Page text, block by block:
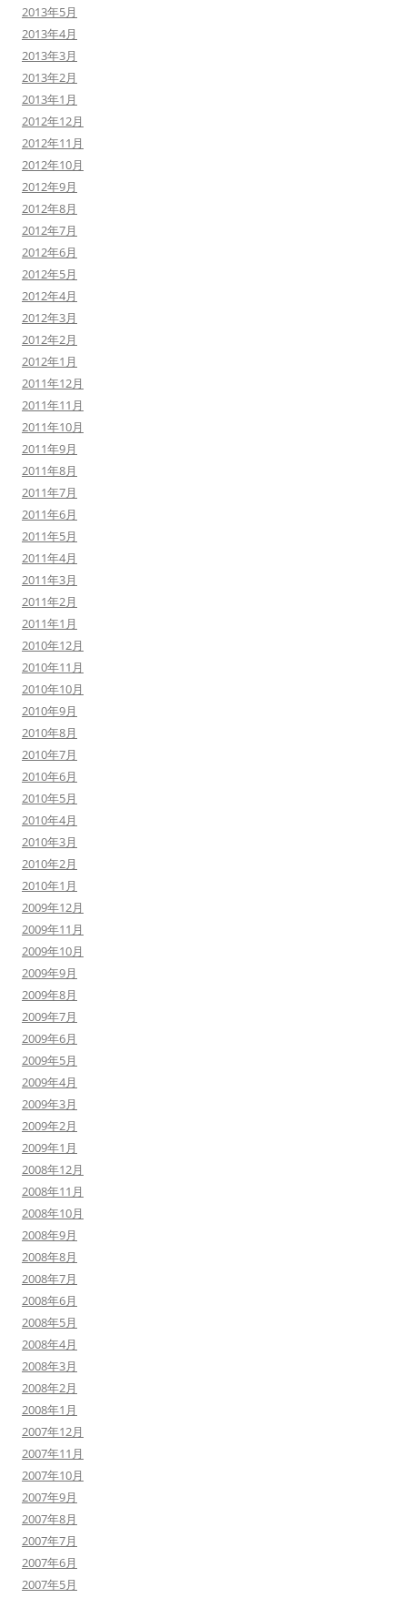
2013年5月
2013年4月
2013年3月
2013年2月
2013年1月
2012年12月
2012年11月
2012年10月
2012年9月
2012年8月
2012年7月
2012年6月
2012年5月
2012年4月
2012年3月
2012年2月
2012年1月
2011年12月
2011年11月
2011年10月
2011年9月
2011年8月
2011年7月
2011年6月
2011年5月
2011年4月
2011年3月
2011年2月
2011年1月
2010年12月
2010年11月
2010年10月
2010年9月
2010年8月
2010年7月
2010年6月
2010年5月
2010年4月
2010年3月
2010年2月
2010年1月
2009年12月
2009年11月
2009年10月
2009年9月
2009年8月
2009年7月
2009年6月
2009年5月
2009年4月
2009年3月
2009年2月
2009年1月
2008年12月
2008年11月
2008年10月
2008年9月
2008年8月
2008年7月
2008年6月
2008年5月
2008年4月
2008年3月
2008年2月
2008年1月
2007年12月
2007年11月
2007年10月
2007年9月
2007年8月
2007年7月
2007年6月
2007年5月